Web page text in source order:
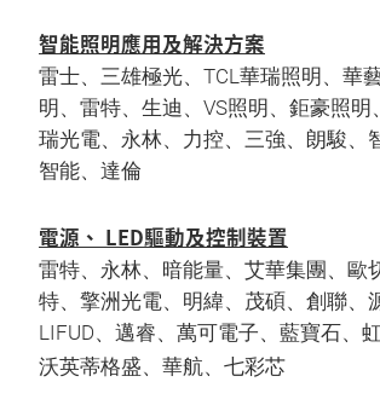
智能照明應用及解決方案
雷士、三雄極光、TCL華瑞照明、華
明、雷特、生迪、VS照明、鉅豪照明
瑞光電、永林、力控、三強、朗駿、
智能、達倫
電源、 LED驅動及控制裝置
雷特、永林、暗能量、艾華集團、歐
特、擎洲光電、明緯、茂碩、創聯、
LIFUD、邁睿、萬可電子、藍寶石、
沃英蒂格盛、華航、七彩芯